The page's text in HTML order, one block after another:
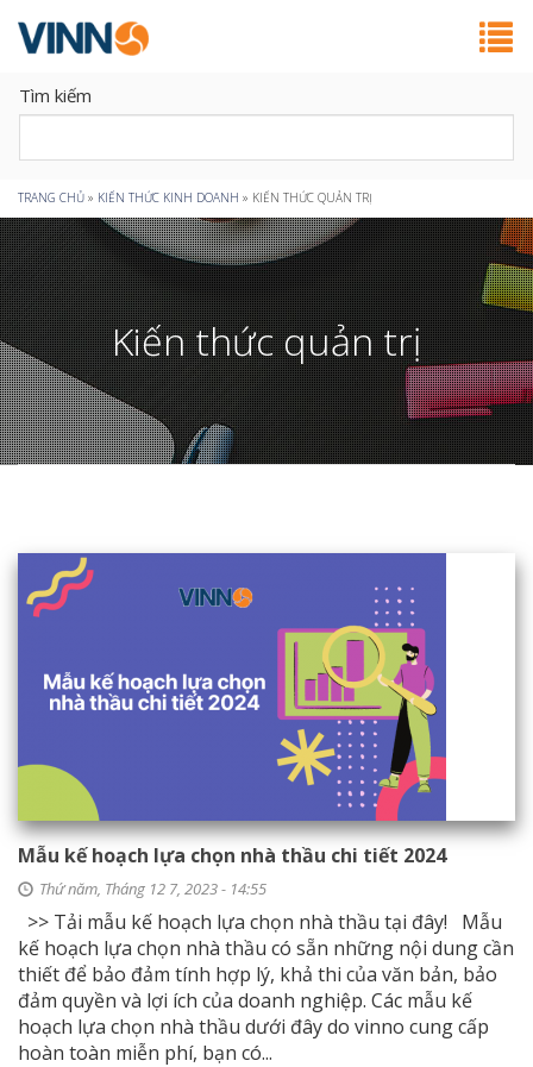
Tìm kiếm
Bạn
đang
ở
đây
TRANG CHỦ » KIẾN THỨC KINH DOANH » KIẾN THỨC QUẢN TRỊ
Kiến thức quản trị
Mẫu kế hoạch lựa chọn nhà thầu chi tiết 2024
Thứ năm, Tháng 12 7, 2023 - 14:55
>> Tải mẫu kế hoạch lựa chọn nhà thầu tại đây! Mẫu
kế hoạch lựa chọn nhà thầu có sẵn những nội dung cần
thiết để bảo đảm tính hợp lý, khả thi của văn bản, bảo
đảm quyền và lợi ích của doanh nghiệp. Các mẫu kế
hoạch lựa chọn nhà thầu dưới đây do vinno cung cấp
hoàn toàn miễn phí, bạn có...